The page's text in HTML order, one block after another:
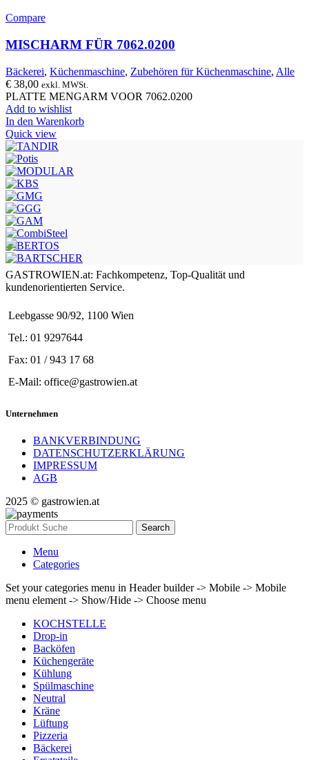
Compare
MISCHARM FÜR 7062.0200
Bäckerei, Küchenmaschine, Zubehören für Küchenmaschine, Alle
€ 38,00 exkl. MWSt.
PLATTE MENGARM VOOR 7062.0200
Add to wishlist
In den Warenkorb
Quick view
GASTROWIEN.at: Fachkompetenz, Top-Qualität und
kundenorientierten Service.
Leebgasse 90/92, 1100 Wien
Tel.: 01 9297644
Fax: 01 / 943 17 68
E-Mail: office@gastrowien.at
Unternehmen
BANKVERBINDUNG
DATENSCHUTZERKLÄRUNG
IMPRESSUM
AGB
2025 © gastrowien.at
Search
Menu
Categories
Set your categories menu in Header builder -> Mobile -> Mobile
menu element -> Show/Hide -> Choose menu
KOCHSTELLE
Drop-in
Backöfen
Küchengeräte
Kühlung
Spülmaschine
Neutral
Kräne
Lüftung
Pizzeria
Bäckerei